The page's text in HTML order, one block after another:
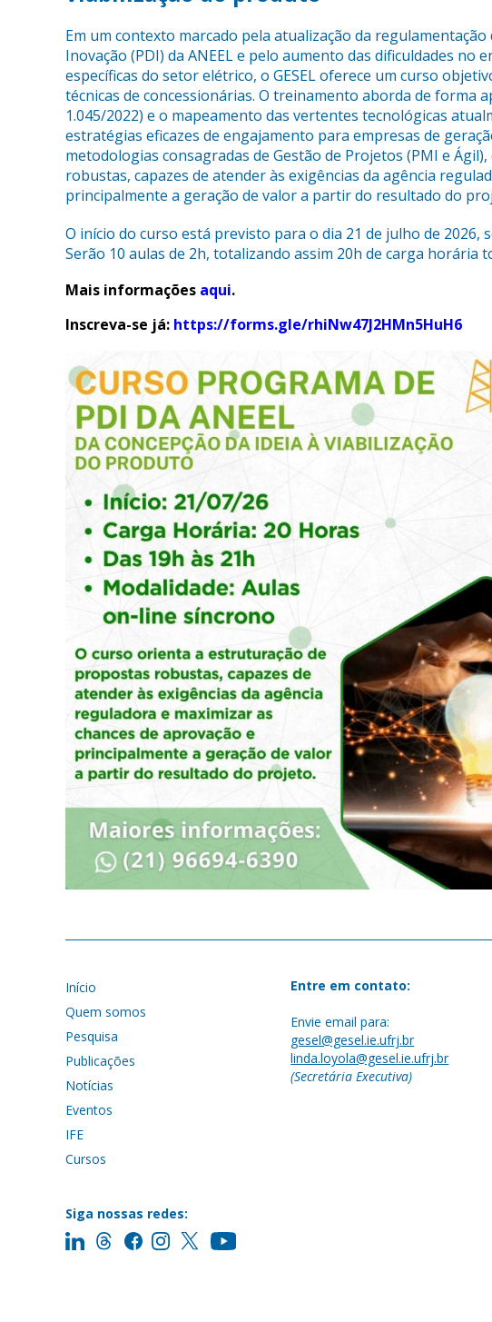
Em um contexto marcado pela atualização da
Inovação (PDI) da ANEEL e pelo aumento das dificuldades no
específicas do setor elétrico, o GESEL oferece um curso
técnicas de concessionárias. O treinamento aborda de forma
1.045/2022) e o mapeamento das vertentes tecnológicas
estratégias eficazes de engajamento para empresas de
metodologias consagradas de Gestão de Projetos (PMI e
robustas, capazes de atender às exigências da agência
principalmente a geração de valor a partir do resultado do
O início do curso está previsto para o dia 21 de julho de 2026,
Serão 10 aulas de 2h, totalizando assim 20h de carga horária
Mais informações aqui.
Inscreva-se já: https://forms.gle/rhiNw47J2HMn5HuH6
Início
Quem somos
Pesquisa
Publicações
Notícias
Eventos
IFE
Cursos
Siga nossas redes:
Entre em contato:
Envie email para:
gesel@gesel.ie.ufrj.br
linda.loyola@gesel.ie.ufrj.br
(Secretária Executiva)